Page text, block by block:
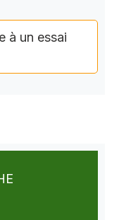
à un essai